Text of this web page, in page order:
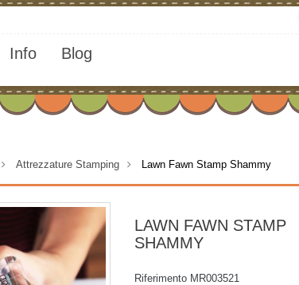
Info Blog
> Attrezzature Stamping > Lawn Fawn Stamp Shammy
LAWN FAWN STAMP
SHAMMY
Riferimento MR003521